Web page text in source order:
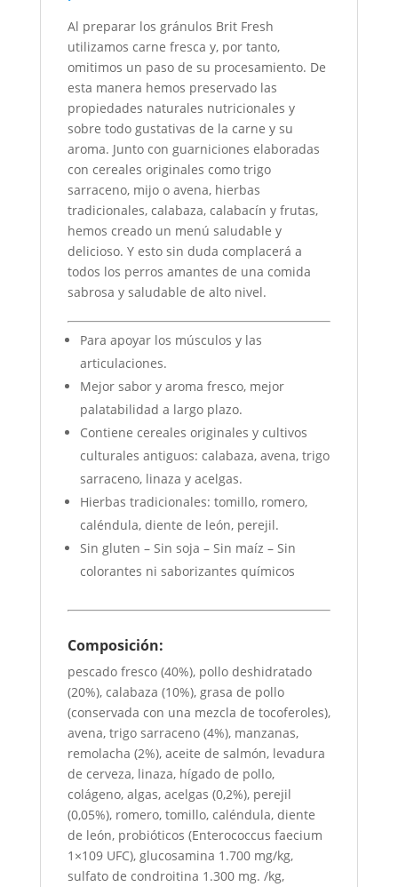
Al preparar los gránulos Brit Fresh
utilizamos carne fresca y, por tanto,
omitimos un paso de su procesamiento. De
esta manera hemos preservado las
propiedades naturales nutricionales y
sobre todo gustativas de la carne y su
aroma. Junto con guarniciones elaboradas
con cereales originales como trigo
sarraceno, mijo o avena, hierbas
tradicionales, calabaza, calabacín y frutas,
hemos creado un menú saludable y
delicioso. Y esto sin duda complacerá a
todos los perros amantes de una comida
sabrosa y saludable de alto nivel.
Para apoyar los músculos y las
articulaciones.
Mejor sabor y aroma fresco, mejor
palatabilidad a largo plazo.
Contiene cereales originales y cultivos
culturales antiguos: calabaza, avena, trigo
sarraceno, linaza y acelgas.
Hierbas tradicionales: tomillo, romero,
caléndula, diente de león, perejil.
Sin gluten – Sin soja – Sin maíz – Sin
colorantes ni saborizantes químicos
Composición:
pescado fresco (40%), pollo deshidratado
(20%), calabaza (10%), grasa de pollo
(conservada con una mezcla de tocoferoles),
avena, trigo sarraceno (4%), manzanas,
remolacha (2%), aceite de salmón, levadura
de cerveza, linaza, hígado de pollo,
colágeno, algas, acelgas (0,2%), perejil
(0,05%), romero, tomillo, caléndula, diente
de león, probióticos (Enterococcus faecium
1×109 UFC), glucosamina 1.700 mg/kg,
sulfato de condroitina 1.300 mg. /kg,